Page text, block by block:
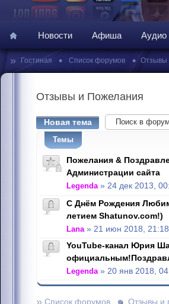
Новости Афиша Аудио
» Гостиная • Список форумов • Отзывы
Отзывы и Пожелания
Новая тема
Темы
Пожелания &
Администрации сайта
Legenda» 24 дек 2013,
С Днём Рождения
летием Shatunov.com!)
Lana» 21 июн 2018, 21:18
YouTube-канал Юрия
Legenda» 20 янв 2018,
» Список форумов Отзывы и